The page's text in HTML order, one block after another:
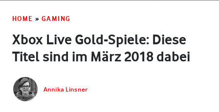
HOME » GAMING
Xbox Live Gold-Spiele: Diese
Titel sind im März 2018 dabei
Annika Linsner